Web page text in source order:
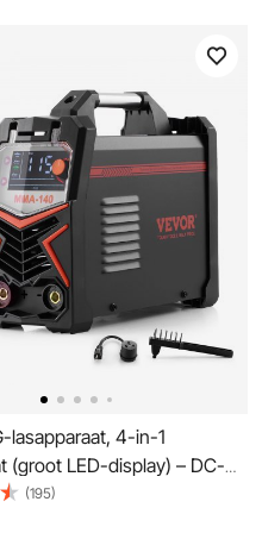
lasapparaat, 4-in-1
(groot LED-display) – DC-
puls MMA/Lift TIG/MMA
elektrisch lasapparaat
(195)